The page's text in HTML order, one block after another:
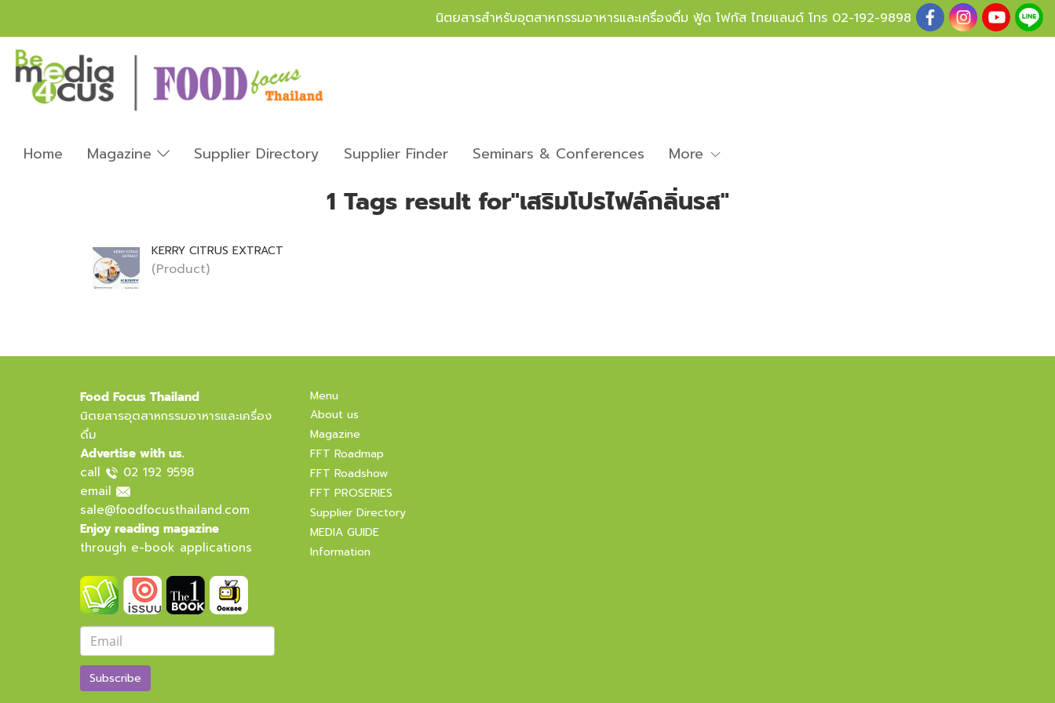
นิตยสารสำหรับอุตสาหกรรมอาหารและเครื่องดื่ม ฟู้ด โฟกัส ไทยแลนด์ โทร 02-192-9898
Home Magazine Supplier Directory Supplier Finder Seminars & Conferences More
1 Tags result for"เสริมโปรไฟล์กลิ่นรส"
KERRY CITRUS EXTRACT
(Product)
Food Focus Thailand
นิตยสารอุตสาหกรรมอาหารและเครื่อง
ดื่ม
Advertise with us.
call
02 192 9598
email
sale@foodfocusthailand.com
Enjoy reading magazine
through e-book applications
Subscribe
Menu
About us
Magazine
FFT Roadmap
FFT Roadshow
FFT PROSERIES
Supplier Directory
MEDIA GUIDE
Information